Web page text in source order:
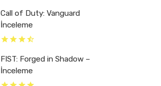
Call of Duty: Vanguard
İnceleme
FIST: Forged in Shadow –
İnceleme